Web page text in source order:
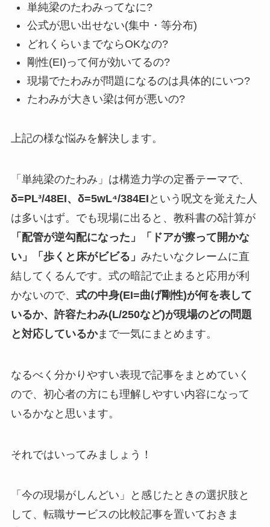
単純梁のたわみってなに?
公式が思い出せない(集中・等分布)
どれくらいまでならOKなの?
剛性(EI)って何が効いてるの?
現場でたわみが問題になるのは具体的にいつ?
たわみが大きい梁は何が悪いの?
上記の様な悩みを解決します。
「単純梁のたわみ」は構造力学の定番テーマで、
δ=PL³/48EI、δ=5wL⁴/384EI という呪文を覚えた人
は多いはず。でも現場に出ると、教科書のδ計算が
「配管が逆勾配になった」「ドアが擦って開かな
い」「歩くと床がビビる」 みたいなクレームに直
結してくるんです。式の暗記で止まると応用が利
かないので、 式の中身(EI=曲げ剛性)が何を表して
いるか、許容たわみ(L/250など)が現場のどの問題
と対応しているかまで一気にまとめます。
なるべく分かりやすい表現で記事をまとめていく
ので、初心者の方にも理解しやすい内容になって
いるかなと思います。
それではいってみましょう！
「今の現場がしんどい」と感じたときの選択肢と
して、転職サービスの比較記事を置いておきま